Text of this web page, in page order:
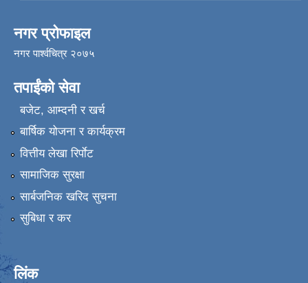
नगर प्रोफाइल
नगर पार्श्वचित्र २०७५
तपाईंको सेवा
बजेट, आम्दनी र खर्च
बार्षिक योजना र कार्यक्रम
वित्तीय लेखा रिर्पाेट
सामाजिक सुरक्षा
सार्बजनिक खरिद सुचना
सुबिधा र कर
लिंक